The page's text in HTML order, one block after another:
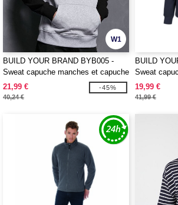
W1
BUILD YOUR BRAND BYB005 -
Sweat capuche manches et capuche
contrastées
21,99 €
40,24 €
-45%
BUILD
Sweat
19,99 €
41,99 €